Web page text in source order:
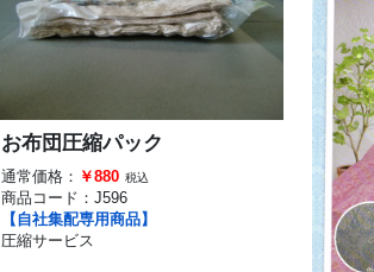
お布団圧縮パック
通常価格： ￥880 税込
商品コード：J596
【自社集配専用商品】
圧縮サービス